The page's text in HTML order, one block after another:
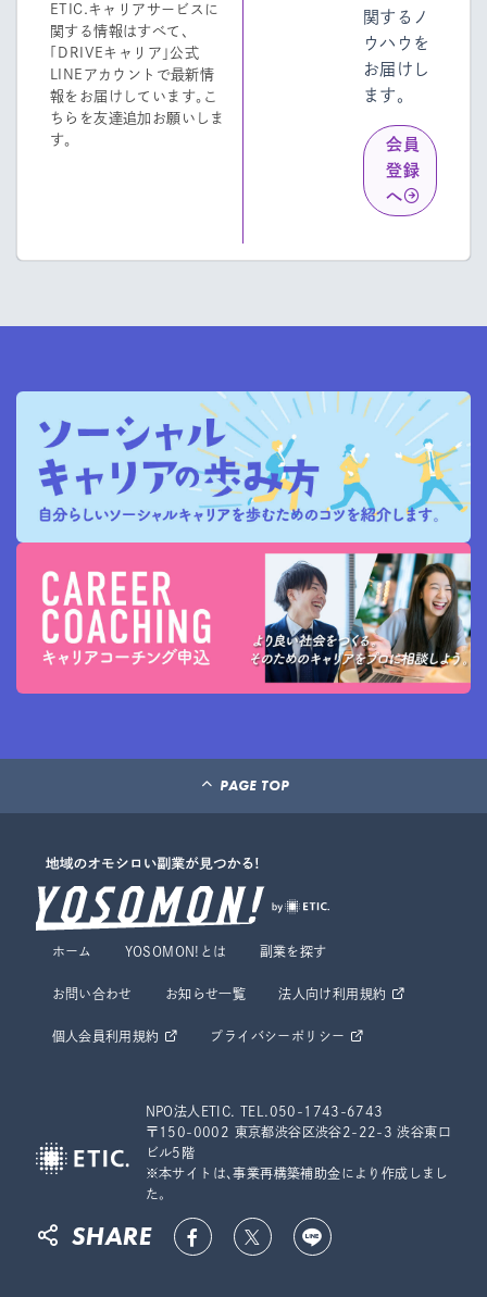
ETIC.キャリアサービスに
関する情報はすべて、
「DRIVEキャリア」公式
LINEアカウントで最新情
報をお届けしています。こ
ちらを友達追加お願いしま
す。
関するノ
ウハウを
お届けし
ます。
会員
登録
へ
PAGE TOP
ホーム YOSOMON!とは 副業を探す
お問い合わせ お知らせ一覧 法人向け利用規約
個人会員利用規約 プライバシーポリシー
NPO法人ETIC. TEL.050-1743-6743
〒150-0002 東京都渋谷区渋谷2-22-3 渋谷東口
ビル5階
※本サイトは、事業再構築補助金により作成しまし
た。
SHARE